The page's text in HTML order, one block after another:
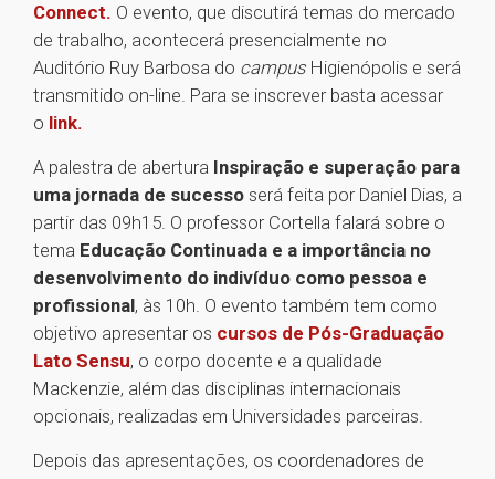
Connect. O evento, que discutirá temas do mercado
de trabalho, acontecerá presencialmente no
Auditório Ruy Barbosa do campus Higienópolis e será
transmitido on-line. Para se inscrever basta acessar
o link.
A palestra de abertura Inspiração e superação para
uma jornada de sucesso será feita por Daniel Dias, a
partir das 09h15. O professor Cortella falará sobre o
tema Educação Continuada e a importância no
desenvolvimento do indivíduo como pessoa e
profissional, às 10h. O evento também tem como
objetivo apresentar os cursos de Pós-Graduação
Lato Sensu, o corpo docente e a qualidade
Mackenzie, além das disciplinas internacionais
opcionais, realizadas em Universidades parceiras.
Depois das apresentações, os coordenadores de